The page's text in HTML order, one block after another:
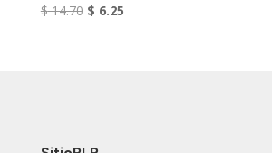
$14.70 El
$ 6.25El